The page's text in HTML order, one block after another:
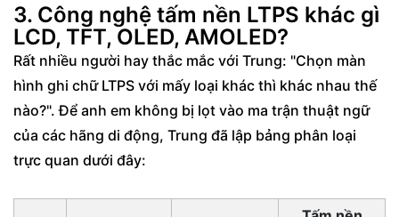
3. Công nghệ tấm nền LTPS khác gì
LCD, TFT, OLED, AMOLED?
Rất nhiều người hay thắc mắc với Trung: "Chọn màn
hình ghi chữ LTPS với mấy loại khác thì khác nhau thế
nào?". Để anh em không bị lọt vào ma trận thuật ngữ
của các hãng di động, Trung đã lập bảng phân loại
trực quan dưới đây: